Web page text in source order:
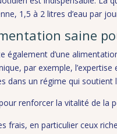
1,5 à 2 litres d’eau par
saine
également d’une
par exemple,
dans un régime qui
renforcer la vitalité de la
frais, en particulier ceux